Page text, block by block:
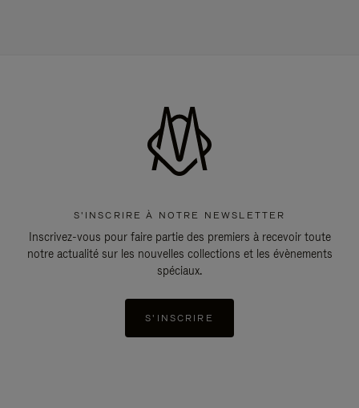
S'INSCRIRE À NOTRE NEWSLETTER
Inscrivez-vous pour faire partie des premiers à recevoir toute
notre actualité sur les nouvelles collections et les évènements
spéciaux.
S'INSCRIRE